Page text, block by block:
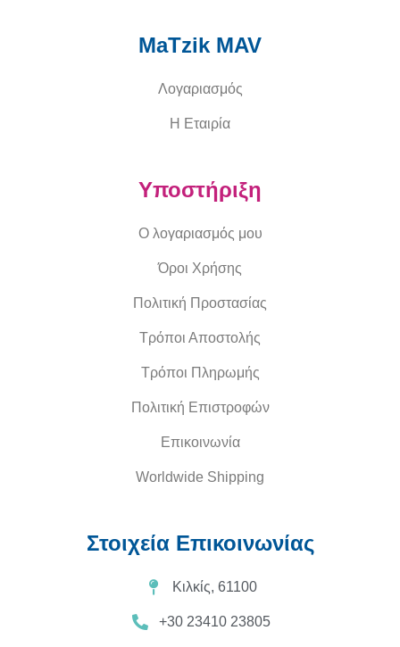
MaTzik MAV
Λογαριασμός
Η Εταιρία
Υποστήριξη
Ο λογαριασμός μου
Όροι Χρήσης
Πολιτική Προστασίας
Τρόποι Αποστολής
Τρόποι Πληρωμής
Πολιτική Επιστροφών
Επικοινωνία
Worldwide Shipping
Στοιχεία Επικοινωνίας
Κιλκίς, 61100
+30 23410 23805